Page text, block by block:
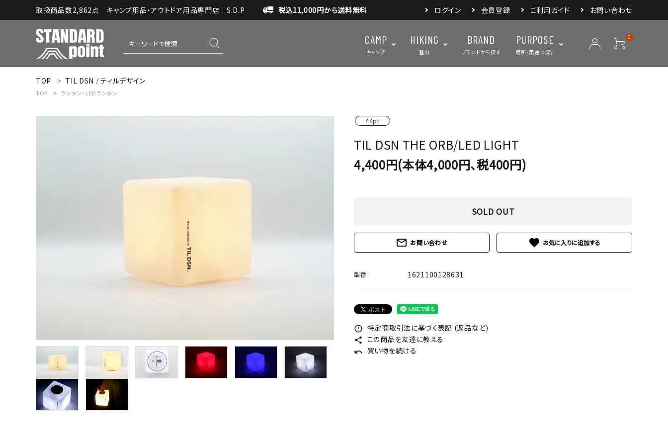
取扱商品数2,862点 キャンプ用品・アウトドア用品専門店｜S.D.P 税込11,000円から送料無料 ログイン 会員登録 ご利用ガイド お問い合わせ
CAMP
キャンプ
テント・タープ
マット・グランドシート
アウトドアスパイス
HIKING
登山
BRAND
ブランドから探す
PURPOSE
場所・用途で探す
0
TOP TIL DSN / ティルデザイン
TOP ランタン・LEDランタン
44pt
TIL DSN THE ORB/LED LIGHT
4,400円(本体4,000円、税400円)
SOLD OUT
mail_outline お問い合わせ favorite
型番: 1621100128631
error_outline 特定商取引法に基づく表記 (返品など)
share この商品を友達に教える
undo 買い物を続ける